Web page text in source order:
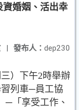
婚姻、活出幸
發布人： dep230
|
）下午2時舉辦
列車─員工協
─「享受工作、